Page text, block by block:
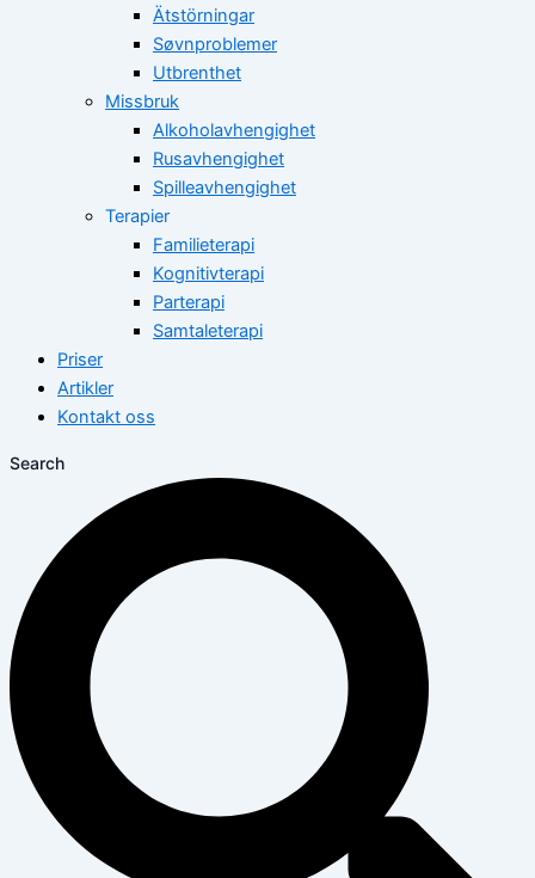
Ätstörningar
Søvnproblemer
Utbrenthet
Missbruk
Alkoholavhengighet
Rusavhengighet
Spilleavhengighet
Terapier
Familieterapi
Kognitivterapi
Parterapi
Samtaleterapi
Priser
Artikler
Kontakt oss
Search